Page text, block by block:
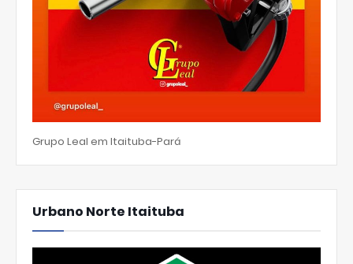
Grupo Leal em Itaituba-Pará
Urbano Norte Itaituba